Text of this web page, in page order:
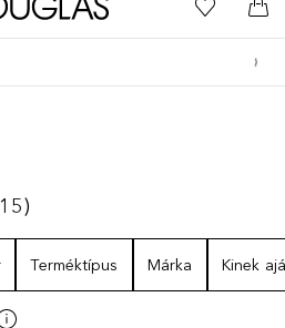
A Douglas Főoldalra
A
15
15)
Terméktípus Márka Kinek